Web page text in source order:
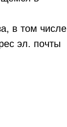
в том числе
эл. почты